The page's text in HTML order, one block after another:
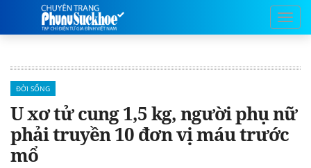
ĐỜI SỐNG
U xơ tử cung 1,5 kg, người phụ nữ
phải truyền 10 đơn vị máu trước
mổ